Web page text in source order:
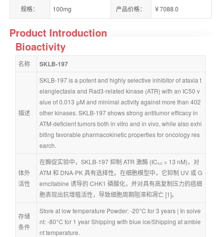
规格： 100mg 产品价格： ￥7088.0
Product Introduction
Bioactivity
名称 SKLB-197
描述
SKLB-197 is a potent and highly selective inhibitor of ataxia t
elangiectasia and Rad3-related kinase (ATR) with an IC50 v
alue of 0.013 μM and minimal activity against more than 402
other kinases. SKLB-197 shows strong antitumor efficacy in
ATM-deficient tumors both in vitro and in vivo, while also exhi
biting favorable pharmacokinetic properties for oncology res
earch.
体外
活性
在酶促实验中，SKLB-197 抑制 ATR 激酶 (IC₅₀ = 13 nM)，对
ATM 和 DNA-PK 具有选择性。在细胞模型中，它抑制 UV 或 G
emcitabine 诱导的 CHK1 磷酸化，并对具有高复制压力的癌细
胞表现出抗增殖活性，导致细胞周期阻滞和凋亡 [1]。
存储
条件
Store at low temperature Powder: -20°C for 3 years | In solve
nt: -80°C for 1 year Shipping with blue ice/Shipping at ambie
nt temperature.